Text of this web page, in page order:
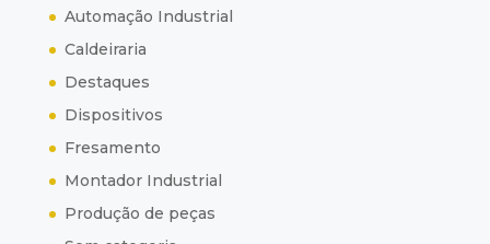
Automação Industrial
Caldeiraria
Destaques
Dispositivos
Fresamento
Montador Industrial
Produção de peças